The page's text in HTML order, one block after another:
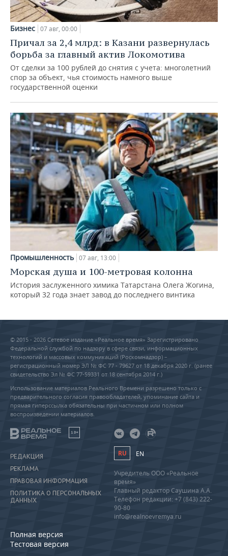
Бизнес 07 авг, 00:00
Причал за 2,4 млрд: в Казани развернулась
борьба за главный актив Локомотива
От сделки за 100 рублей до снятия с учета: многолетний
спор за объект, чья стоимость намного выше
государственной оценки
Промышленность 07 авг, 13:00
Морская душа и 100-метровая колонна
История заслуженного химика Татарстана Олега Жогина,
который 32 года знает завод до последнего винтика
© 2015 - 2026 Сетевое издание «Реальное время» Зарегистрировано
Федеральной службой по надзору в сфере связи, информационных
технологий и массовых коммуникаций (Роскомнадзор) –
регистрационный номер ЭЛ № ФС 77 - 79627 от 18 декабря 2020 г. (ранее
свидетельство Эл № ФС 77-59331 от 18 сентября 2014 г.)
Использование материалов Реального Времени разрешено только с
предварительного согласия правообладателей, упоминание сайта и
прямая гиперссылка обязательны при частичном или полном
воспроизведении материалов.
18+
РЕДАКЦИЯ
РЕКЛАМА
ПРАВОВАЯ ИНФОРМАЦИЯ
ПОЛИТИКА О ПЕРСОНАЛЬНЫХ
ДАННЫХ
Полная версия
Тестовая версия
RU EN
Учредитель ООО «Реальное
время»
Главный редактор Саушина А.А.
Телефон редакции: +7 (843) 222-
90-80
info@realnoevremya.ru